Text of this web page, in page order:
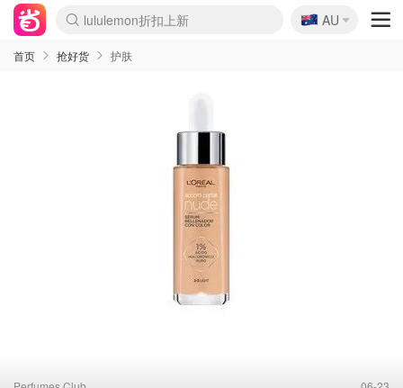
lululemon折扣上新
SSENSE年中2.5折
FreshBeauty好价汇总
Cettire降价+叠9折
WWS Coles超市实拍
viagogo二手票捡漏
Myer超级周末
The Outnet奢牌1折起
David Jones 3折起
Flannels大牌1折
Perfumes Club护肤1折
AMIRO面罩$251
Amazon折扣汇总
eToro入金$200送$50
Amazon数码好物
ICONIC本周7.5折
ThedoubleF高奢地板价
Moose Knuckles 6折
丝芙兰5折起
EUFY摄像头$98
Selenichast首饰2折
Trip机票酒店促销
YSL送5件彩妆礼
Amazon家居好物
Amazon美妆护肤
雅漾大喷$8
过敏原检测盒$33
伊索独家赠50ml沐浴露
科颜氏高保湿面霜$29
SEALIFE海洋馆门票6折
丝塔芙大白罐$16
订阅Newsletter送香薰
Cult Beauty 6.8折
Harrods圣诞日历$525
LN-CC奢牌私促3折
d'Alba空姐喷雾$16
EVE LOM套装£56
Bernardelli独家4折
Adore Beauty 6折起
CT圣诞日历
Mytheresa奢品2.7折
Luxury Escapes 9折
Currentbody美容仪$881
MOON Garden Live
Roborock扫地机$649
Tingo Life水杯$24
Valentino官网5折
CR洗护套装$23
修丽可4件套$159
Myer彩妆2件7折
GANNI官网4.5折
Stylevana韩妆4折
Tessabit高奢8.5折
OGX洗发水$11
Amazon阿德莱德次日达
卡诗8.5折+赠礼
Philips Hue灯具8折
🇦🇺
AU
首页 抢好货 护肤